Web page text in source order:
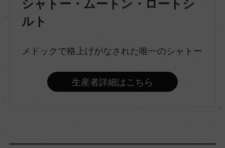
味わい
辛口
ソーヴィニヨン・ブラン/セミヨン/ミュスカデル
シャトー・ムートン・ロートシ
ルト
メドックで格上げがなされた唯一のシャトー
生産者詳細はこちら